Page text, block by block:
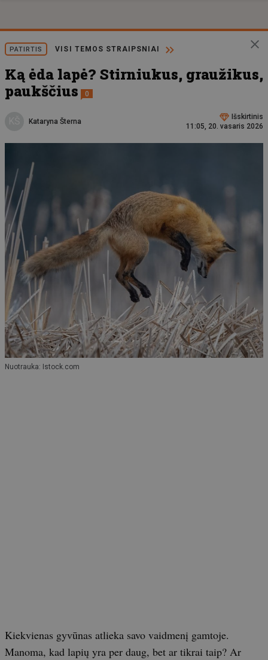
PATIRTIS VISI TEMOS STRAIPSNIAI
Ką ėda lapė? Stirniukus, graužikus,
paukščius
0
Kataryna Šterna
Išskirtinis
11:05, 20. vasaris 2026
Nuotrauka: Istock.com
Kiekvienas gyvūnas atlieka savo vaidmenį gamtoje.
Manoma, kad lapių yra per daug, bet ar tikrai taip? Ar